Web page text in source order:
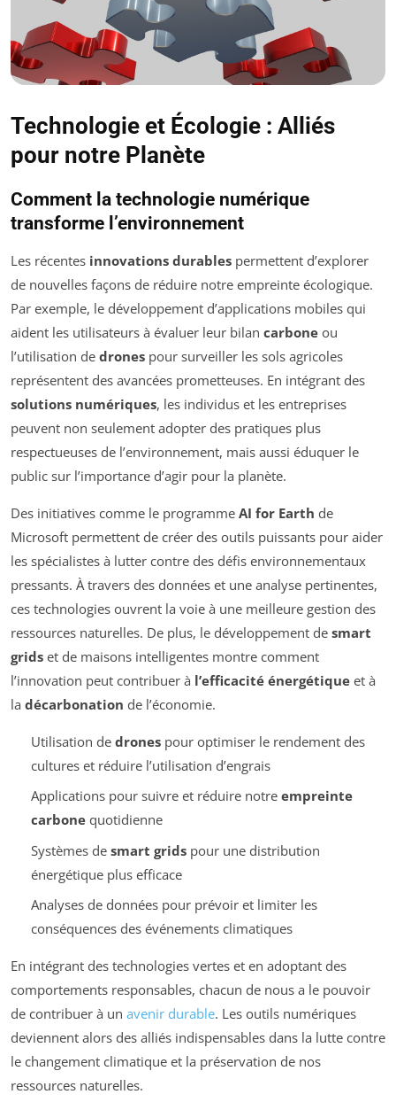
Technologie et Écologie : Alliés
pour notre Planète
Comment la technologie numérique
transforme l’environnement
Les récentes innovations durables permettent d’explorer
de nouvelles façons de réduire notre empreinte écologique.
Par exemple, le développement d’applications mobiles qui
aident les utilisateurs à évaluer leur bilan carbone ou
l’utilisation de drones pour surveiller les sols agricoles
représentent des avancées prometteuses. En intégrant des
solutions numériques, les individus et les entreprises
peuvent non seulement adopter des pratiques plus
respectueuses de l’environnement, mais aussi éduquer le
public sur l’importance d’agir pour la planète.
Des initiatives comme le programme AI for Earth de
Microsoft permettent de créer des outils puissants pour aider
les spécialistes à lutter contre des défis environnementaux
pressants. À travers des données et une analyse pertinentes,
ces technologies ouvrent la voie à une meilleure gestion des
ressources naturelles. De plus, le développement de smart
grids et de maisons intelligentes montre comment
l’innovation peut contribuer à l’efficacité énergétique et à
la décarbonation de l’économie.
Utilisation de dronespour optimiser le rendement des
cultures et réduire l’utilisation d’engrais
Applications pour suivre et réduire notre empreinte
carbonequotidienne
Systèmes de smart gridspour une distribution
énergétique plus efficace
Analyses de données pour prévoir et limiter les
conséquences des événements climatiques
En intégrant des technologies vertes et en adoptant des
comportements responsables, chacun de nous a le pouvoir
de contribuer à un avenir durable. Les outils numériques
deviennent alors des alliés indispensables dans la lutte contre
le changement climatique et la préservation de nos
ressources naturelles.